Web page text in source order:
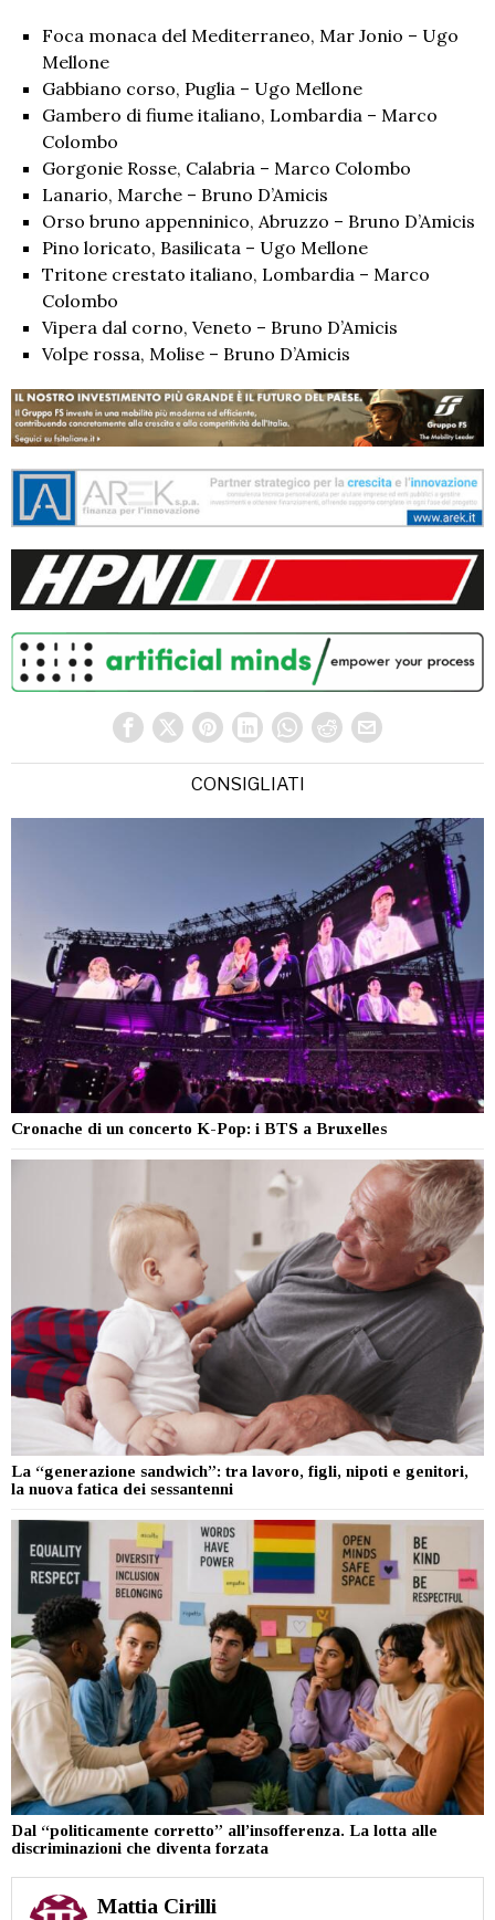
Foca monaca del Mediterraneo, Mar Jonio – Ugo
Mellone
Gabbiano corso, Puglia – Ugo Mellone
Gambero di fiume italiano, Lombardia – Marco
Colombo
Gorgonie Rosse, Calabria – Marco Colombo
Lanario, Marche – Bruno D’Amicis
Orso bruno appenninico, Abruzzo – Bruno D’Amicis
Pino loricato, Basilicata – Ugo Mellone
Tritone crestato italiano, Lombardia – Marco
Colombo
Vipera dal corno, Veneto – Bruno D’Amicis
Volpe rossa, Molise – Bruno D’Amicis
CONSIGLIATI
Cronache di un concerto K-Pop: i BTS a Bruxelles
La “generazione sandwich”: tra lavoro, figli, nipoti e genitori,
la nuova fatica dei sessantenni
Dal “politicamente corretto” all’insofferenza. La lotta alle
discriminazioni che diventa forzata
Mattia Cirilli